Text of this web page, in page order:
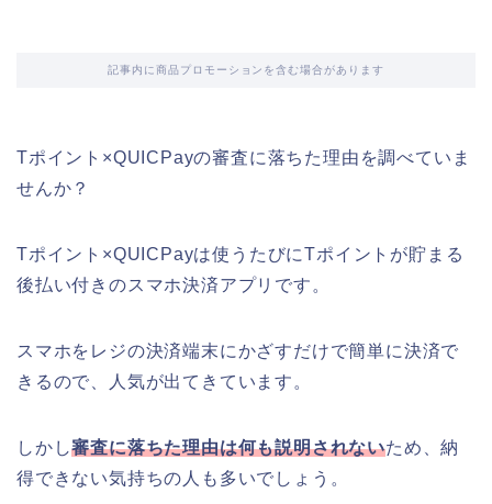
記事内に商品プロモーションを含む場合があります
Tポイント×QUICPayの審査に落ちた理由を調べていま
せんか？
Tポイント×QUICPayは使うたびにTポイントが貯まる
後払い付きのスマホ決済アプリです。
スマホをレジの決済端末にかざすだけで簡単に決済で
きるので、人気が出てきています。
しかし審査に落ちた理由は何も説明されないため、納
得できない気持ちの人も多いでしょう。